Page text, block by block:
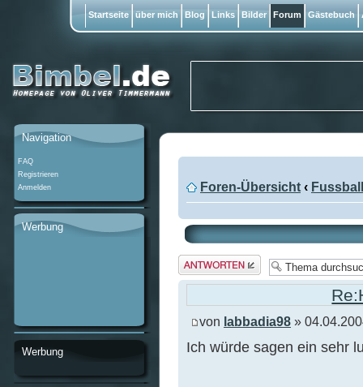
Foren-Übersicht ‹ Fussball
Antwort
erstellen
von labbadia98 »
Ich würde sagen ein sehr
Navigation
FAQ
Registrieren
Anmelden
Werbung
Werbung
Startseite über mich Blog Links Bilder Forum Gästebuch